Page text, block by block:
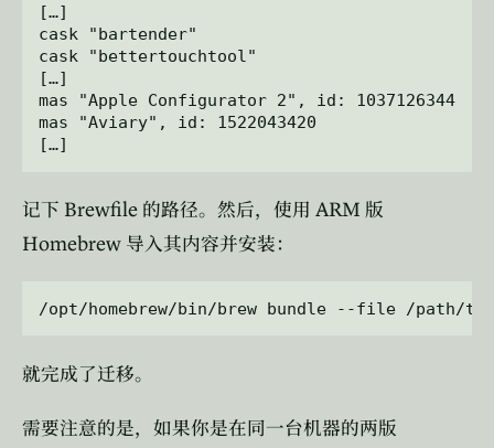
[…]
cask "bartender"
cask "bettertouchtool"
[…]
mas "Apple Configurator 2", id: 1037126344
mas "Aviary", id: 1522043420
记下 Brewfile 的路径。然后，使用 ARM 版
Homebrew 导入其内容并安装：
就完成了迁移。
需要注意的是，如果你是在同一台机器的两版